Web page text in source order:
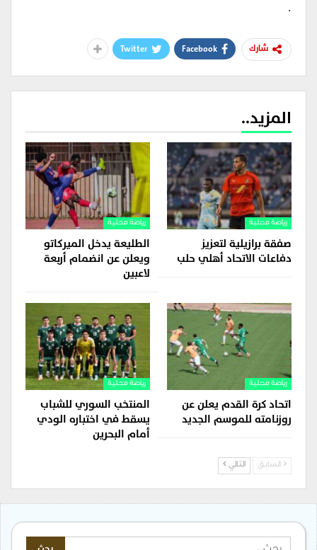
شارك Facebook
Twitter
المزيد..
رياضة محلية
صفقة برازيلية لتعزيز
دفاعات الاتحاد أهلي حلب
رياضة محلية
الطليعة يدخل الميركاتو
ويعلن عن انضمام أربعة
لاعبين
رياضة محلية
اتحاد كرة القدم يعلن عن
روزنامته للموسم الجديد
رياضة محلية
المنتخب السوري للشباب
يسقط في اختباره الودي
أمام البحرين
السابق التالي